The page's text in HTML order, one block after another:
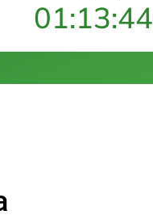
01:13:43